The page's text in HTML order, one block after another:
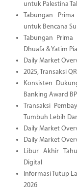
untuk Palestina
Tabungan
untuk Bencana
Tabungan
Dhuafa & Yatim
Daily Market
2025, Transaksi
Konsisten
Banking Award
Transaksi
Tumbuh Lebih
Daily Market
Daily Market
Libur Akhir
Digital
Informasi Tutup
2026